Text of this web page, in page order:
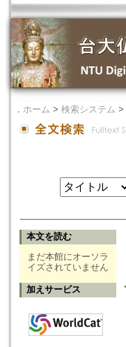
． ホーム > 検索システム >
本文を読む
まだ本館にオーソラ
イズされていません
加えサービス